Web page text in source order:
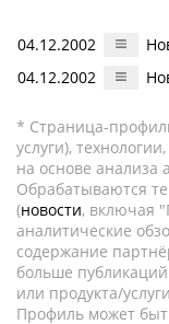
04.12.2002
04.12.2002
* Страница-
услуги),
на основе анализа
Обрабатываются
(новости, включая
аналитические
содержание
больше
или продукта/
Профиль может